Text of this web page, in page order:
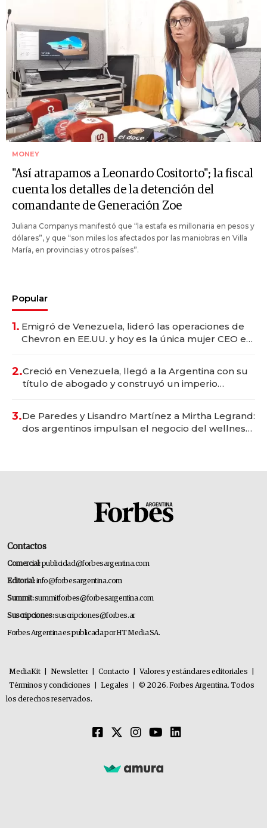
MONEY
"Así atrapamos a Leonardo Cositorto"; la fiscal
cuenta los detalles de la detención del
comandante de Generación Zoe
Juliana Companys manifestó que “la estafa es millonaria en pesos y
dólares”, y que “son miles los afectados por las maniobras en Villa
María, en provincias y otros países”.
Popular
1. Emigró de Venezuela, lideró las operaciones de
Chevron en EE.UU. y hoy es la única mujer CEO en
2.Creció en Venezuela, llegó a la Argentina con su
título de abogado y construyó un imperio
3.De Paredes y Lisandro Martínez a Mirtha Legrand:
dos argentinos impulsan el negocio del wellness
Contactos
Comercial:publicidad@forbesargentina.com
Editorial:info@forbesargentina.com
Summit:summitforbes@forbesargentina.com
Suscripciones:suscripciones@forbes.ar
Forbes Argentina es publicada por HT Media SA.
MediaKit Newsletter Contacto Valores y estándares editoriales
Términos y condiciones
Legales
© 2026. Forbes Argentina. Todos
los derechos reservados.